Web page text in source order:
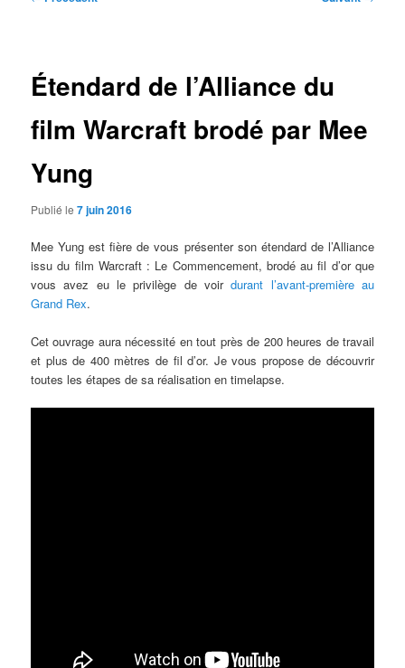
Étendard de l’Alliance du
film Warcraft brodé par Mee
Yung
Publié le7 juin 2016
Mee Yung est fière de vous présenter son étendard de l’Alliance
issu du film Warcraft : Le Commencement, brodé au fil d’or que
vous avez eu le privilège de voirdurant l’avant-première au
Grand Rex.
Cet ouvrage aura nécessité en tout près de 200 heures de travail
et plus de 400 mètres de fil d’or. Je vous propose de découvrir
toutes les étapes de sa réalisation en timelapse.